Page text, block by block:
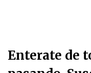
Enterate de